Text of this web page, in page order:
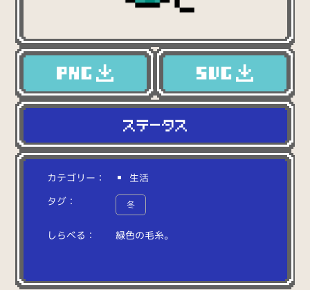
カテゴリー：
生活
タグ：
冬
しらべる： 緑色の毛糸。